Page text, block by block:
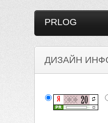
PRLOG
ДИЗАЙН